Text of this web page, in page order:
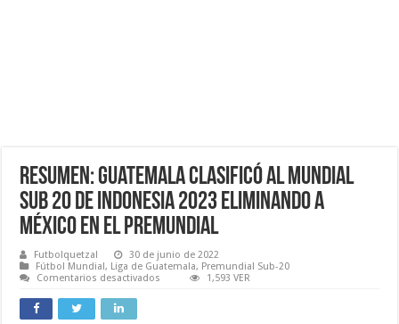
RESUMEN: Guatemala Clasificó al Mundial
Sub 20 de Indonesia 2023 eliminando a
México en el Premundial
Futbolquetzal
30 de junio de 2022
Fútbol Mundial, Liga de Guatemala, Premundial Sub-20
Comentarios desactivados
1,593 VER